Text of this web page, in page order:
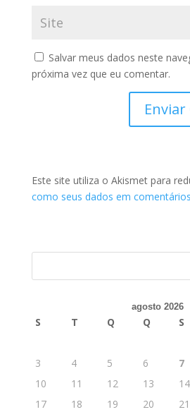
Salvar meus dados neste
próxima vez que eu comentar.
Este site utiliza o Akismet para
como seus dados em
agosto 2026
S T Q Q S
3
4 5 6 7
10
11 12 13 14
17
18 19 20 21